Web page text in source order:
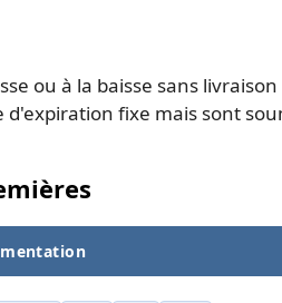
ou à la baisse sans
fixe mais sont